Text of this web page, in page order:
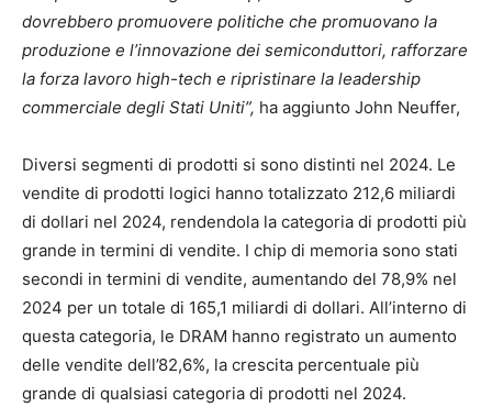
dovrebbero promuovere politiche che promuovano la
produzione e l’innovazione dei semiconduttori, rafforzare
la forza lavoro high-tech e ripristinare la leadership
commerciale degli Stati Uniti”, ha aggiunto John Neuffer,
Diversi segmenti di prodotti si sono distinti nel 2024. Le
vendite di prodotti logici hanno totalizzato 212,6 miliardi
di dollari nel 2024, rendendola la categoria di prodotti più
grande in termini di vendite. I chip di memoria sono stati
secondi in termini di vendite, aumentando del 78,9% nel
2024 per un totale di 165,1 miliardi di dollari. All’interno di
questa categoria, le DRAM hanno registrato un aumento
delle vendite dell’82,6%, la crescita percentuale più
grande di qualsiasi categoria di prodotti nel 2024.